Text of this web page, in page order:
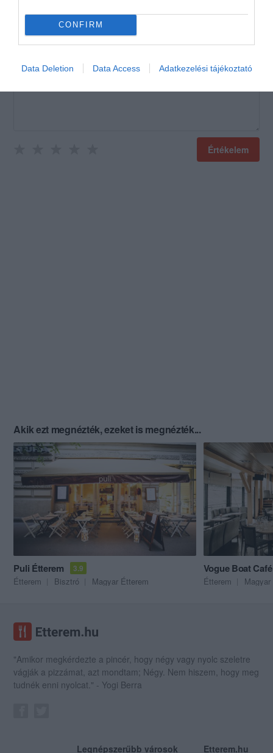
CONFIRM
Data Deletion Data Access Adatkezelési tájékoztató
Értékeld Te is!
Értékelem
Akik ezt megnézték, ezeket is megnézték...
Puli Étterem 3.9
Étterem Bisztró Magyar Étterem
Vogue Boat
Étterem
"Amikor megkérdezte a pincér, hogy négy vagy nyolc szeletre
vágják a pizzámat, azt mondtam; Négy. Nem hiszem, hogy meg
tudnék enni nyolcat." - Yogi Berra
Legnépszerűbb városok Etterem.hu